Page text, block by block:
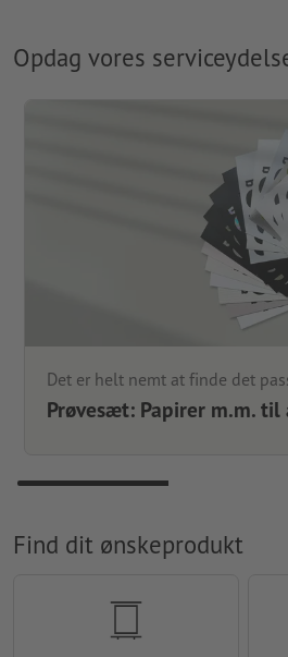
Opdag vores
Det er helt nemt at finde det
Prøvesæt: Papirer m.m. til
Find dit ønskeprodukt